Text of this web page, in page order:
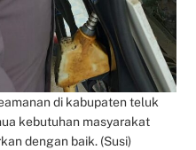
di kabupaten teluk
kebutuhan masyarakat
dengan baik. (Susi)